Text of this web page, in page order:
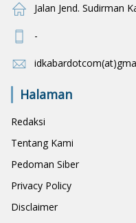
Jalan Jend. Sudirman
-
Halaman
Redaksi
Tentang Kami
Pedoman Siber
Privacy Policy
Disclaimer